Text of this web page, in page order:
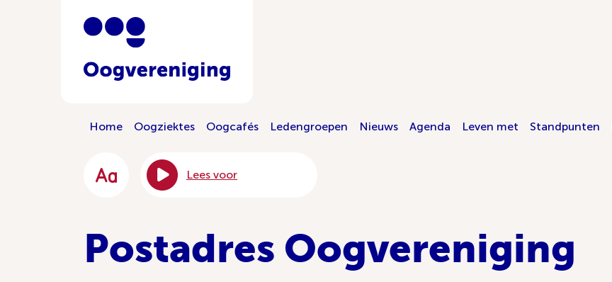
Home Oogziektes Oogcafés Ledengroepen Nieuws Agenda Leven met Standpunten
Lees voor
Postadres Oogvereniging